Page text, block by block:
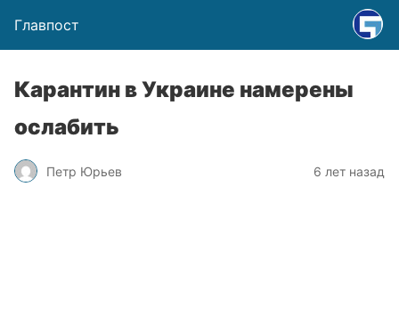
Главпост
Карантин в Украине намерены
ослабить
Петр Юрьев 6 лет назад